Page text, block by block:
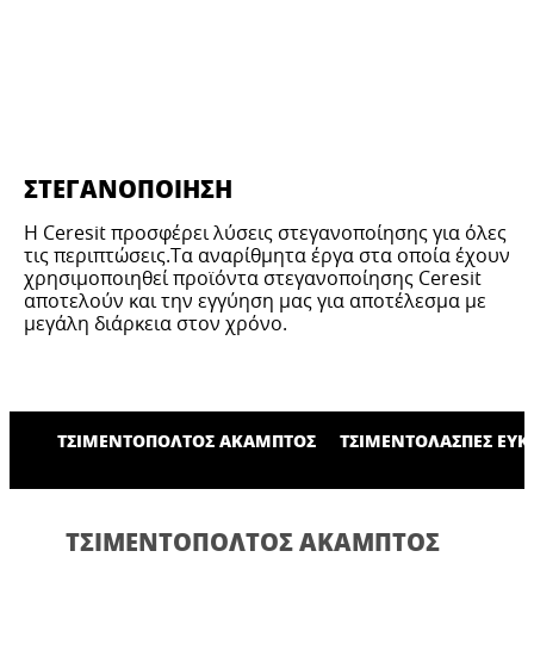
ΣΤΕΓΑΝΟΠΟΊΗΣΗ
Η Ceresit προσφέρει λύσεις στεγανοποίησης για όλες
τις περιπτώσεις.Τα αναρίθμητα έργα στα οποία έχουν
χρησιμοποιηθεί προϊόντα στεγανοποίησης Ceresit
αποτελούν και την εγγύηση μας για αποτέλεσμα με
μεγάλη διάρκεια στον χρόνο.
ΤΣΙΜΕΝΤΟΠΟΛΤΌΣ ΆΚΑΜΠΤΟΣ ΤΣΙΜΕΝΤΟΛΆΣΠΕΣ
ΤΣΙΜΕΝΤΟΠΟΛΤΌΣ ΆΚΑΜΠΤΟΣ